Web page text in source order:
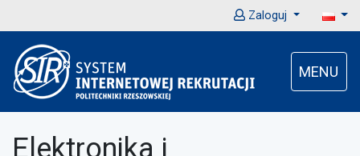
Zaloguj
MENU
Elektronika i